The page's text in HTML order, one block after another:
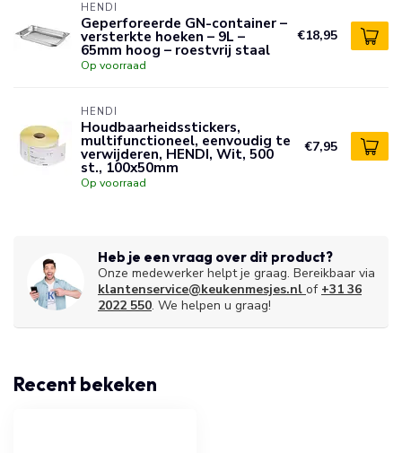
HENDI
Geperforeerde GN-container –
versterkte hoeken – 9L –
65mm hoog – roestvrij staal
Op voorraad
€18,95
HENDI
Houdbaarheidsstickers,
multifunctioneel, eenvoudig te
verwijderen, HENDI, Wit, 500
st., 100x50mm
Op voorraad
€7,95
Heb je een vraag over dit product?
Onze medewerker helpt je graag. Bereikbaar via
klantenservice@keukenmesjes.nl of +31 36
2022 550. We helpen u graag!
Recent bekeken